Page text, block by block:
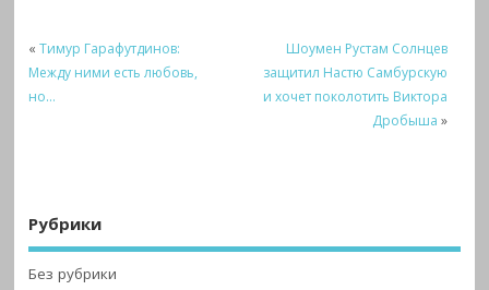
«Тимур Гарафутдинов:
Между ними есть любовь,
но…
Шоумен Рустам Солнцев
защитил Настю Самбурскую
и хочет поколотить Виктора
Дробыша »
Рубрики
Без рубрики